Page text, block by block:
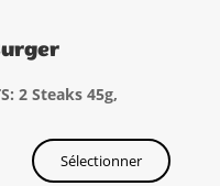
2 Steaks 45g,
Sélectionner